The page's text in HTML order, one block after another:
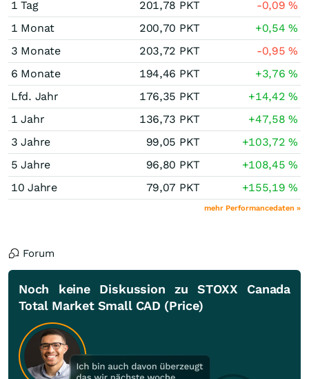
1 Tag 201,78 PKT -0,09%
1 Monat
200,70 PKT +0,54%
3 Monate
203,72 PKT -0,95%
6 Monate
194,46 PKT +3,76%
Lfd. Jahr
176,35 PKT +14,42%
1 Jahr
136,73 PKT +47,58%
3 Jahre
99,05 PKT +103,72%
5 Jahre
96,80 PKT +108,45%
10 Jahre
79,07 PKT +155,19%
mehr Performancedaten »
Forum
Noch keine Diskussion zu STOXX Canada
Total Market Small CAD (Price)